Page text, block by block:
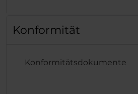
Konformität
Konformitätsdokumente